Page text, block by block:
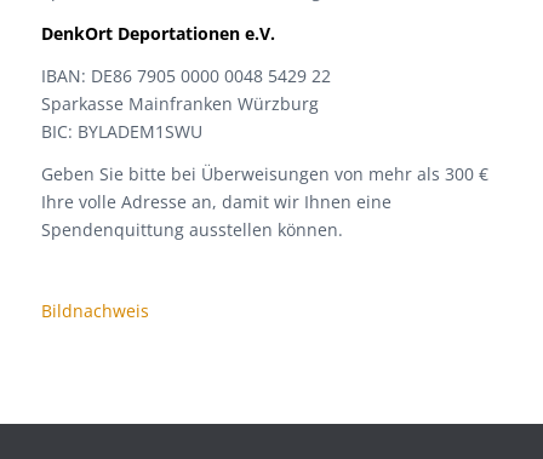
DenkOrt Deportationen e.V.
IBAN: DE86 7905 0000 0048 5429 22
Sparkasse Mainfranken Würzburg
BIC: BYLADEM1SWU
Geben Sie bitte bei Überweisungen von mehr als 300 €
Ihre volle Adresse an, damit wir Ihnen eine
Spendenquittung ausstellen können.
Bildnachweis